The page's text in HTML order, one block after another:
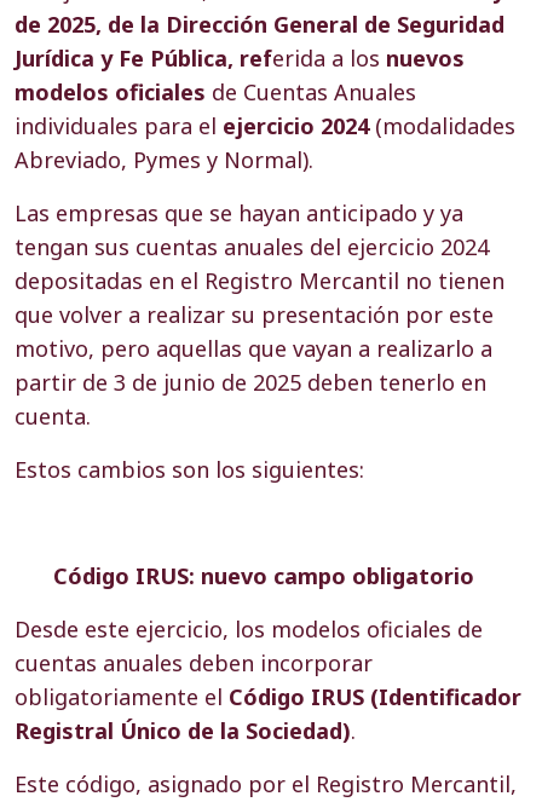
de 2025, de la Dirección General de Seguridad
Jurídica y Fe Pública, referida a los nuevos
modelos oficiales de Cuentas Anuales
individuales para el ejercicio 2024 (modalidades
Abreviado, Pymes y Normal).
Las empresas que se hayan anticipado y ya
tengan sus cuentas anuales del ejercicio 2024
depositadas en el Registro Mercantil no tienen
que volver a realizar su presentación por este
motivo, pero aquellas que vayan a realizarlo a
partir de 3 de junio de 2025 deben tenerlo en
cuenta.
Estos cambios son los siguientes:
Código IRUS: nuevo campo obligatorio
Desde este ejercicio, los modelos oficiales de
cuentas anuales deben incorporar
obligatoriamente el Código IRUS (Identificador
Registral Único de la Sociedad).
Este código, asignado por el Registro Mercantil,